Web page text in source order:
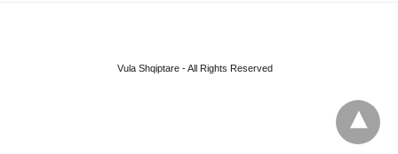
Vula Shqiptare - All Rights Reserved